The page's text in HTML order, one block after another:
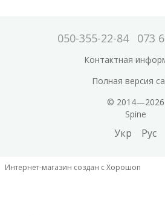
050-355-22-84 073
Контактная
Полная версия
© 2014—2026
Spine
Укр Рус
Интернет-магазин создан с Хорошоп